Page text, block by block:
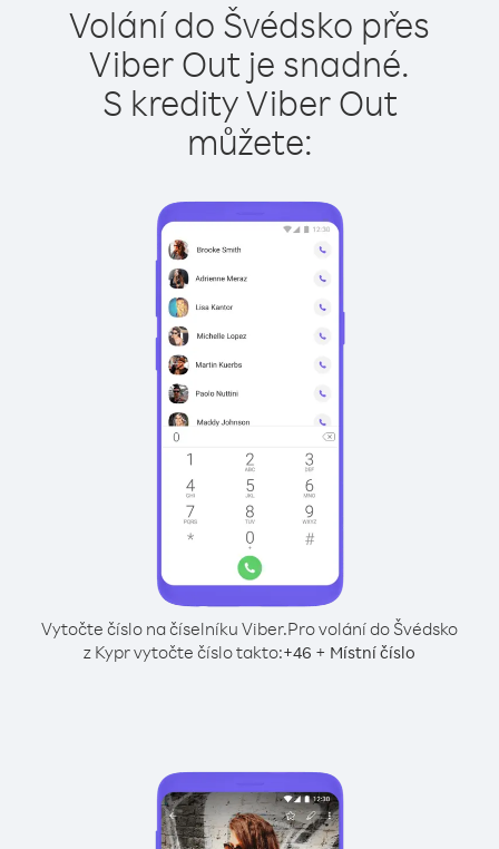
Volání do Švédsko přes
Viber Out je snadné.
S kredity Viber Out
můžete:
Vytočte číslo na číselníku Viber.Pro volání do Švédsko
z Kypr vytočte číslo takto:+46 + Místní číslo